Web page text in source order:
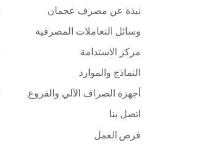
نبذة عن مصرف عجمان
وسائل التعاملات المصرفية
مركز الاستدامة
النماذج والموارد
أجهزة الصراف الآلي والفروع
اتصل بنا
فرص العمل